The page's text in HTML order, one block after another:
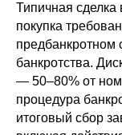
Типичная
покупка
предбанкротном
банкротства.
— 50–80% от
процедура
итоговый сбор